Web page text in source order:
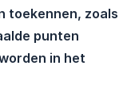
toekennen, zoals
punten
in het